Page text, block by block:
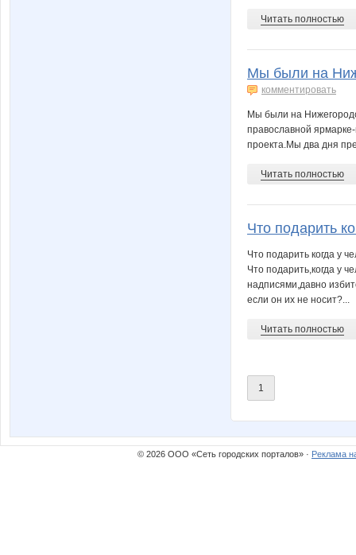
Читать полностью
Мы были на
комментировать
Мы были на
православной ярмарке-
проекта.Мы два дня
Читать полностью
Что подарить
Что подарить когда у
Что подарить,когда у
надписями,давно
если он их не носит?...
Читать полностью
1
© 2026 ООО «Сеть городских порталов» · Реклама